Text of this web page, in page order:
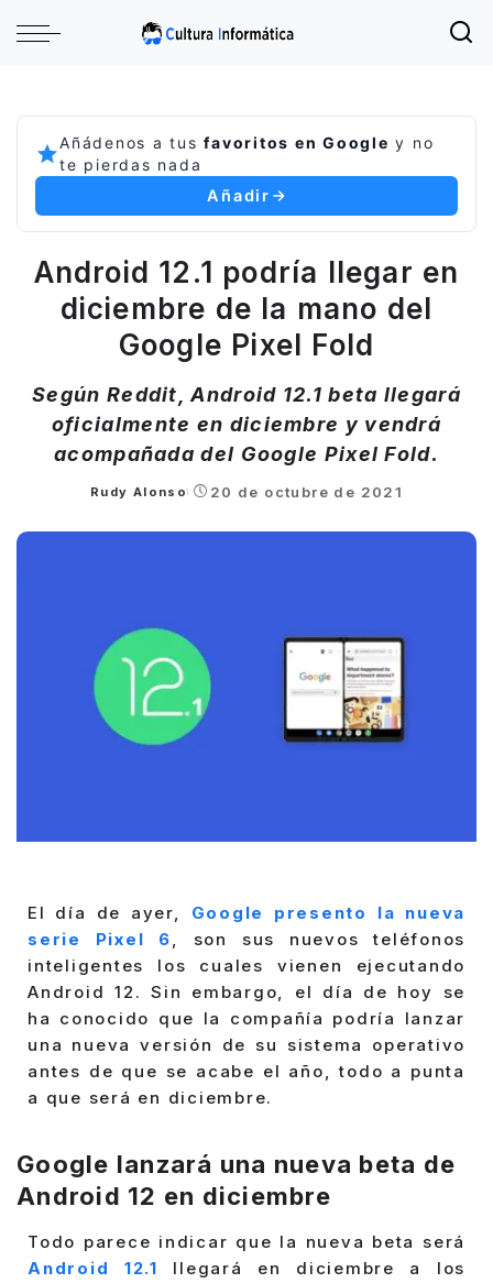
Añádenos a tusfavoritos en Google y no
te pierdas nada
Añadir
Android 12.1 podría llegar en
diciembre de la mano del
Google Pixel Fold
Según Reddit, Android 12.1 beta llegará
oficialmente en diciembre y vendrá
acompañada del Google Pixel Fold.
Posted
Rudy Alonso 20 de octubre de 2021
El día de ayer, Google presento la nueva
serie Pixel 6, son sus nuevos teléfonos
inteligentes los cuales vienen ejecutando
Android 12. Sin embargo, el día de hoy se
ha conocido que la compañía podría lanzar
una nueva versión de su sistema operativo
antes de que se acabe el año, todo a punta
a que será en diciembre.
Google lanzará una nueva beta de
Android 12 en diciembre
Todo parece indicar que la nueva beta será
Android 12.1
llegará en diciembre a los